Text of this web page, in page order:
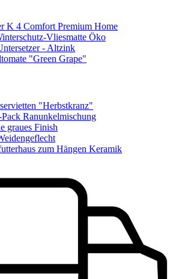
K 4 Comfort Premium Home
Vliesmatte Öko
- Altzink
"Green Grape"
"Herbstkranz"
Ranunkelmischung
graues Finish
zum Hängen Keramik